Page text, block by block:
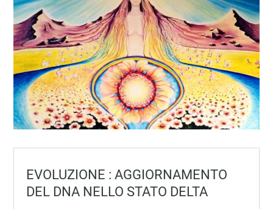
EVOLUZIONE : AGGIORNAMENTO
DEL DNA NELLO STATO DELTA